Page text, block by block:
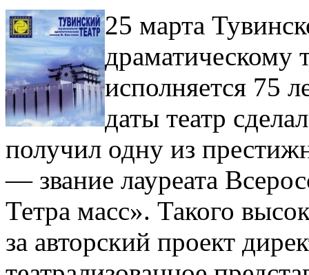
25 марта
драматическому
исполняется 75
даты театр
получил одну из
— звание лауреата
Тетра масс». Такого
за авторский проект